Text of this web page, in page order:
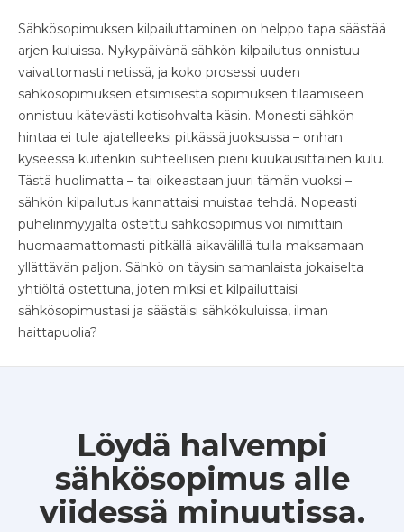
Sähkösopimuksen kilpailuttaminen on helppo tapa säästää
arjen kuluissa. Nykypäivänä sähkön kilpailutus onnistuu
vaivattomasti netissä, ja koko prosessi uuden
sähkösopimuksen etsimisestä sopimuksen tilaamiseen
onnistuu kätevästi kotisohvalta käsin. Monesti sähkön
hintaa ei tule ajatelleeksi pitkässä juoksussa – onhan
kyseessä kuitenkin suhteellisen pieni kuukausittainen kulu.
Tästä huolimatta – tai oikeastaan juuri tämän vuoksi –
sähkön kilpailutus kannattaisi muistaa tehdä. Nopeasti
puhelinmyyjältä ostettu sähkösopimus voi nimittäin
huomaamattomasti pitkällä aikavälillä tulla maksamaan
yllättävän paljon. Sähkö on täysin samanlaista jokaiselta
yhtiöltä ostettuna, joten miksi et kilpailuttaisi
sähkösopimustasi ja säästäisi sähkökuluissa, ilman
haittapuolia?
Löydä halvempi
sähkösopimus alle
viidessä minuutissa.